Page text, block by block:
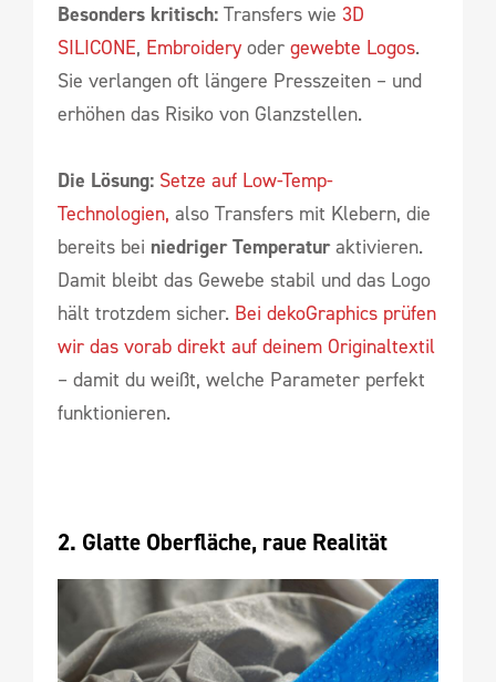
Besonders kritisch: Transfers wie 3D
SILICONE, Embroidery oder gewebte Logos.
Sie verlangen oft längere Presszeiten – und
erhöhen das Risiko von Glanzstellen.
Die Lösung: Setze auf Low-Temp-
Technologien, also Transfers mit Klebern, die
bereits bei niedriger Temperaturaktivieren.
Damit bleibt das Gewebe stabil und das Logo
hält trotzdem sicher. Bei dekoGraphics prüfen
wir das vorab direkt auf deinem Originaltextil
– damit du weißt, welche Parameter perfekt
funktionieren.
2. Glatte Oberfläche, raue Realität